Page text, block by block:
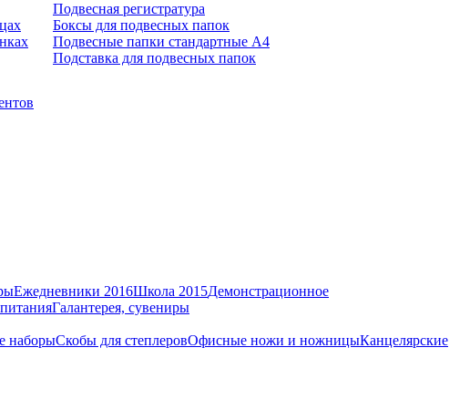
Подвесная регистратура
Боксы для подвесных папок
Подвесные папки стандартные А4
Подставка для подвесных папок
Ежедневники 2016Школа 2015Демонстрационное
Галантерея, сувениры
наборыСкобы для степлеровОфисные ножи и ножницыКанцелярские